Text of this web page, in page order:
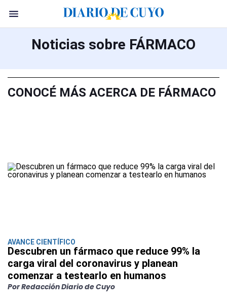
Noticias sobre FÁRMACO
CONOCÉ MÁS ACERCA DE FÁRMACO
AVANCE CIENTÍFICO
Descubren un fármaco que reduce 99% la
carga viral del coronavirus y planean
comenzar a testearlo en humanos
Por Redacción Diario de Cuyo